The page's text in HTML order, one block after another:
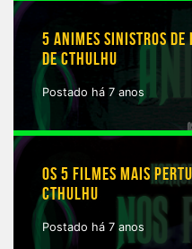
5 ANIMES SINISTROS
DE CTHULHU
Postado há 7 anos
OS 5 FILMES MAIS
CTHULHU
Postado há 7 anos